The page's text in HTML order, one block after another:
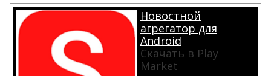
Новостной
агрегатор для
Android
Скачать в Play
Market